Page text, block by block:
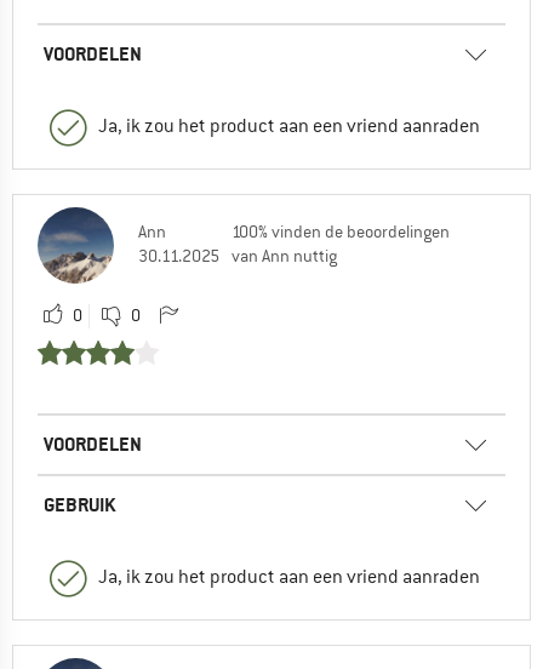
VOORDELEN
Ja, ik zou het product aan een vriend aanraden
Ann
30.11.2025
100% vinden de beoordelingen
van Ann nuttig
0 0
VOORDELEN
GEBRUIK
Ja, ik zou het product aan een vriend aanraden